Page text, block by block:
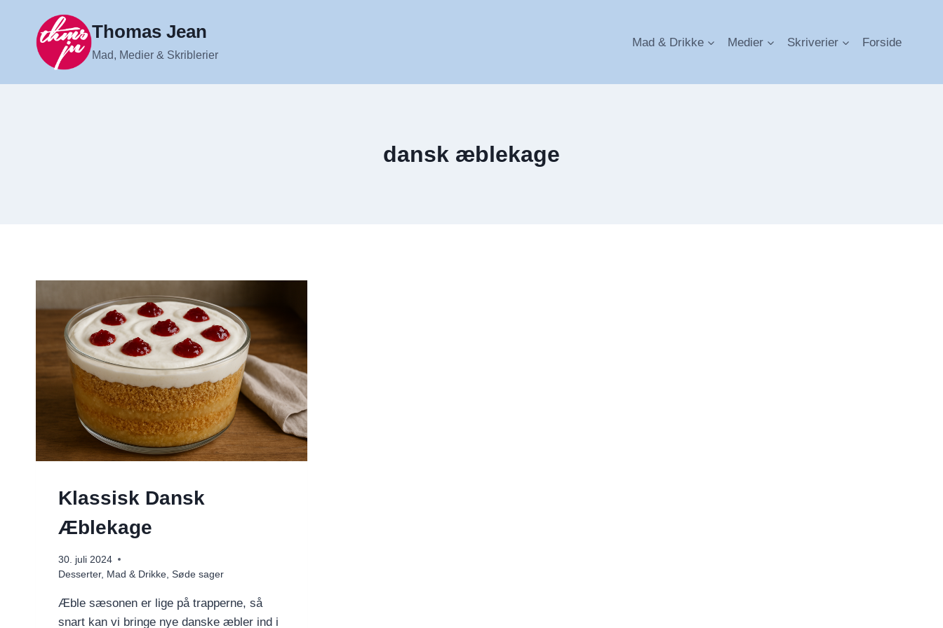
indhold
Thomas Jean
Mad, Medier & Skriblerier
Mad & Drikke Medier Skriverier Forside
dansk æblekage
Klassisk Dansk
Æblekage
30. juli 2024
Desserter, Mad & Drikke Søde sager
Æble sæsonen er lige på trapperne, så
snart kan vi bringe nye danske æbler ind i